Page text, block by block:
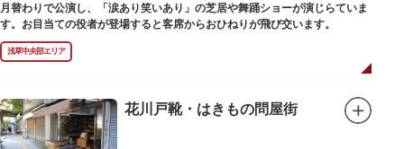
月替わりで公演し、「涙あり笑いあり」の芝居や舞踊ショーが演じらていま
す。お目当ての役者が登場すると客席からおひねりが飛び交います。
浅草中央部エリア
花川戸靴・はきもの問屋街